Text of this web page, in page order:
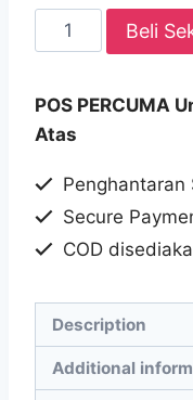
EXCEL
CARE
LEMPOYANG
quantity
Beli
POS PERCUMA
Atas
Penghantaran
Secure
COD
Description
Additional